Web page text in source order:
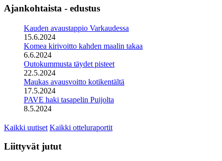
Ajankohtaista - edustus
Kauden avaustappio Varkaudessa
15.6.2024
Komea kirivoitto kahden maalin takaa
6.6.2024
Outokummusta täydet pisteet
22.5.2024
Maukas avausvoitto kotikentältä
17.5.2024
PAVE haki tasapelin Puijolta
8.5.2024
Kaikki uutiset Kaikki otteluraportit
Liittyvät jutut